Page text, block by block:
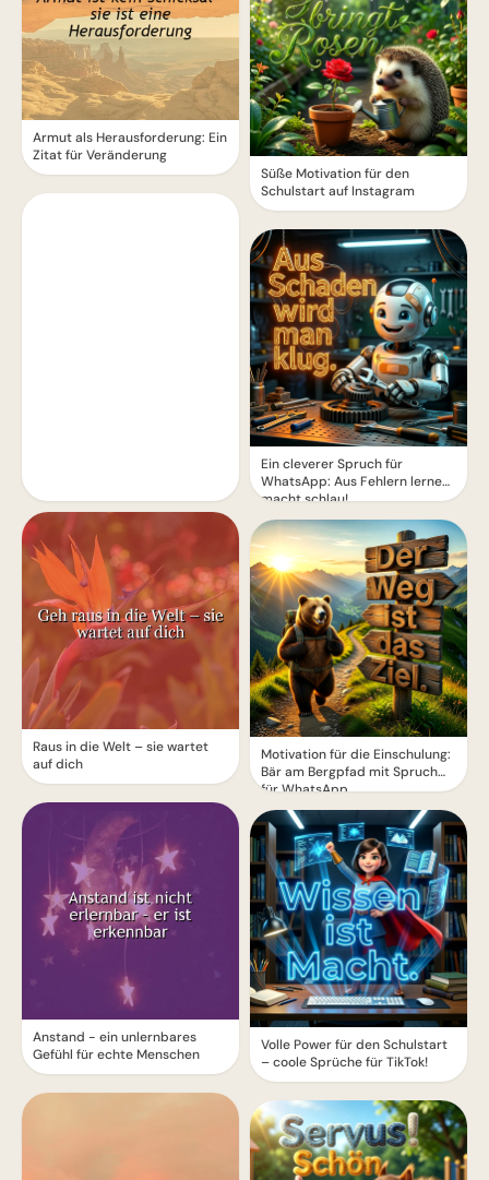
Armut als Herausforderung: Ein
Zitat für Veränderung
Raus in die Welt – sie wartet
auf dich
Anstand - ein unlernbares
Gefühl für echte Menschen
Süße Motivation für den
Schulstart auf Instagram
Ein cleverer Spruch für
WhatsApp: Aus Fehlern lernen
macht schlau!
Motivation für die Einschulung:
Bär am Bergpfad mit Spruch
für WhatsApp
Volle Power für den Schulstart
– coole Sprüche für TikTok!